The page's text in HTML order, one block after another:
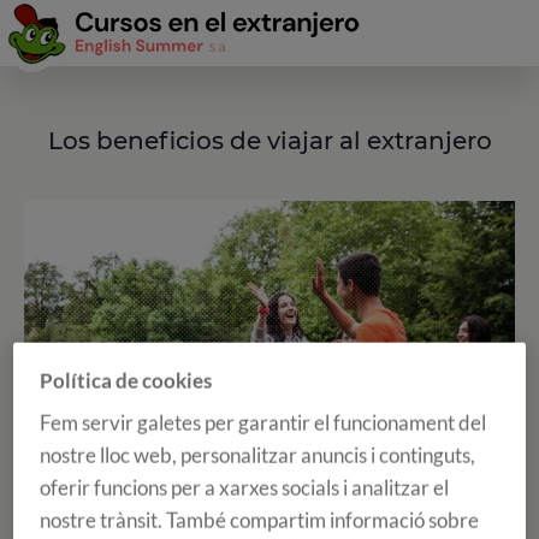
Los beneficios de viajar al extranjero
Política de cookies
Fem servir galetes per garantir el funcionament del
nostre lloc web, personalitzar anuncis i continguts,
oferir funcions per a xarxes socials i analitzar el
nostre trànsit. També compartim informació sobre